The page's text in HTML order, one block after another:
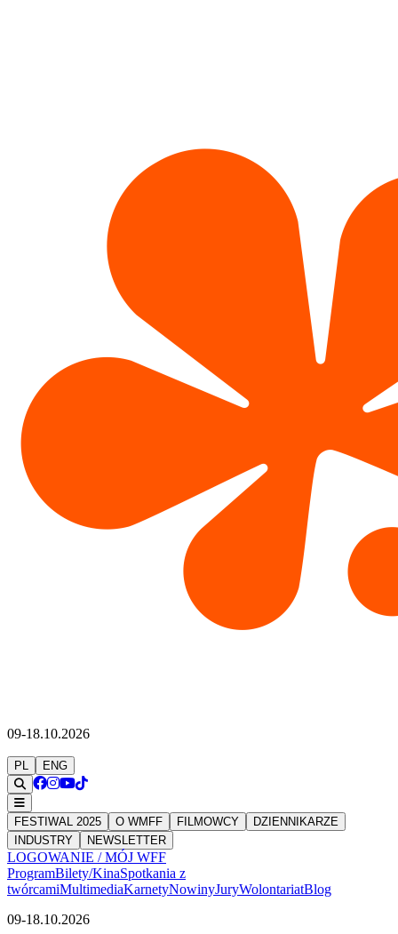
09-18.10.2026
PL ENG
FESTIWAL 2025 O WMFF FILMOWCY
DZIENNIKARZE
INDUSTRY
NEWSLETTER
LOGOWANIE / MÓJ WFF
ProgramBilety/KinaSpotkania z
twórcamiMultimediaKarnetyNowinyJuryWolontariatBlog
09-18.10.2026